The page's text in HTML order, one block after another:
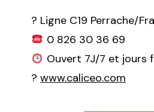
? Ligne C19 Perrache/
0 826 30 36 69
Ouvert 7J/7 et jours
? www.caliceo.com